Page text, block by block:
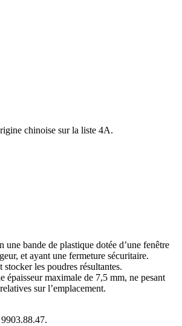
chinoise sur la liste 4A.
bande de plastique dotée d’une fenêtre
et ayant une fermeture sécuritaire.
les poudres résultantes.
maximale de 7,5 mm, ne pesant
sur l’emplacement.